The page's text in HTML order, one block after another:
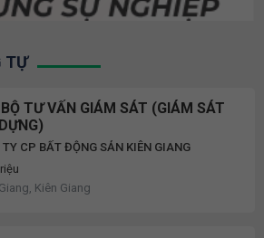
TỰ
TƯ VẤN GIÁM SÁT (GIÁM SÁT
TY CP BẤT ĐỘNG SẢN KIÊN GIANG
Kiên Giang